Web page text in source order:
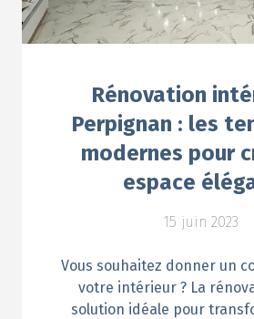
Rénovation
Perpignan : les
modernes pour
espace
15 juin 2023
Vous souhaitez donner un
votre intérieur ? La
solution idéale pour